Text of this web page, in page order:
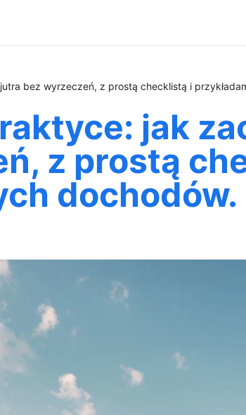
bez wyrzeczeń, z prostą checklistą i
jak
z prostą
dochodów.